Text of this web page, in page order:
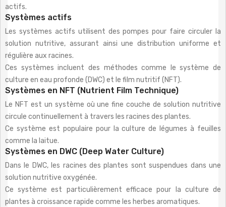
actifs.
Systèmes actifs
Les systèmes actifs utilisent des pompes pour faire circuler la
solution nutritive, assurant ainsi une distribution uniforme et
régulière aux racines.
Ces systèmes incluent des méthodes comme le système de
culture en eau profonde (DWC) et le film nutritif (NFT).
Systèmes en NFT (Nutrient Film Technique)
Le NFT est un système où une fine couche de solution nutritive
circule continuellement à travers les racines des plantes.
Ce système est populaire pour la culture de légumes à feuilles
comme la laitue.
Systèmes en DWC (Deep Water Culture)
Dans le DWC, les racines des plantes sont suspendues dans une
solution nutritive oxygénée.
Ce système est particulièrement efficace pour la culture de
plantes à croissance rapide comme les herbes aromatiques.